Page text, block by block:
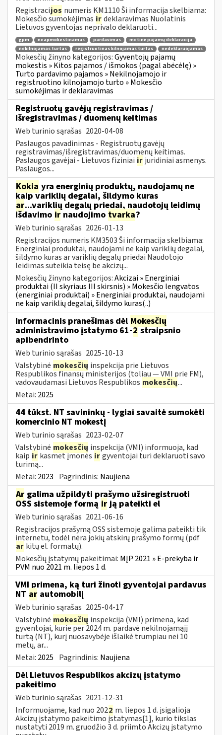
Registracijos numeris KM1110 Ši informacija skelbiama:
Mokesčio sumokėjimas irdeklaravimas Nuolatinis
Lietuvos gyventojas neprivalo deklaruoti...
gpm neapmokestinamas pardavimas
metinė pajamų deklaracija
nekilnojamas turtas
registruotinas kilnojamas turtas nedeklaruojamas
Mokesčių žinyno kategorijos:Gyventojų pajamų
mokestis » Kitos pajamos / išmokos (pagal abėcėlę) »
Turto pardavimo pajamos » Nekilnojamojo ir
registruotino kilnojamojo turto » Mokesčio
sumokėjimas ir deklaravimas
Registruotų gavėjų registravimas /
išregistravimas / duomenų keitimas
Web turinio sąrašas 2020-04-08
Paslaugos pavadinimas - Registruotų gavėjų
registravimas/išregistravimas/duomenų keitimas.
Paslaugos gavėjai - Lietuvos fiziniai ir juridiniai asmenys.
Paslaugos...
Kokia yra energinių produktų, naudojamų ne
kaip variklių degalai, šildymo kuras
ar...variklių degalų priedai, naudotojų leidimų
išdavimo ir naudojimo tvarka?
Web turinio sąrašas 2026-01-13
Registracijos numeris KM3503 Ši informacija skelbiama:
Energiniai produktai, naudojami ne kaip variklių degalai,
šildymo kuras ar variklių degalų priedai Naudotojo
leidimas suteikia teisę be akcizų...
Mokesčių žinyno kategorijos:Akcizai » Energiniai
produktai (II skyriaus III skirsnis) » Mokesčio lengvatos
(energiniai produktai) » Energiniai produktai, naudojami
ne kaip variklių degalai, šildymo kuras(..)
Informacinis pranešimas dėl Mokesčių
administravimo įstatymo 61-2straipsnio
apibendrinto
Web turinio sąrašas 2025-10-13
Valstybinė mokesčių inspekcija prie Lietuvos
Respublikos finansų ministerijos (toliau — VMI prie FM),
vadovaudamasi Lietuvos Respublikos mokesčių...
Metai: 2025
44 tūkst. NT savininkų - lygiai savaitė sumokėti
komercinio NT mokestį
Web turinio sąrašas 2023-02-07
Valstybinė mokesčių inspekcija (VMI) informuoja, kad
kaip ir kasmet įmonės irgyventojai turi deklaruoti savo
turimą...
Metai: 2023 Pagrindinis: Naujiena
Ar galima užpildyti prašymo užsiregistruoti
OSS sistemoje formą irją pateikti el
Web turinio sąrašas 2021-06-16
Registracijos prašymą OSS sistemoje galima pateikti tik
internetu, todėl nėra jokių atskirų prašymo formų (pdf
ar kitų el. formatų).
Mokesčių įstatymų pakeitimai: MĮP 2021 » E-prekyba ir
PVM nuo 2021 m. liepos 1 d.
VMI primena, ką turi žinoti gyventojai pardavus
NT ar automobilį
Web turinio sąrašas 2025-04-17
Valstybinė mokesčių inspekcija (VMI) primena, kad
gyventojai, kurie per 2024 m. pardavė nekilnojamąjį
turtą (NT), kurį nuosavybėje išlaikė trumpiau nei 10
metų, ar...
Metai: 2025 Pagrindinis: Naujiena
Dėl Lietuvos Respublikos akcizų įstatymo
pakeitimo
Web turinio sąrašas 2021-12-31
Informuojame, kad nuo 2022 m. liepos 1 d. įsigalioja
Akcizų įstatymo pakeitimo įstatymas[1], kurio tikslas
nustatyti 2019 m. gruodžio 3 d. priimto Akcizų įstatymo